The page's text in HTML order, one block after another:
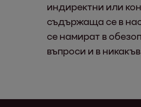
индиректни или
съдържаща се в
се намират в
въпроси и в